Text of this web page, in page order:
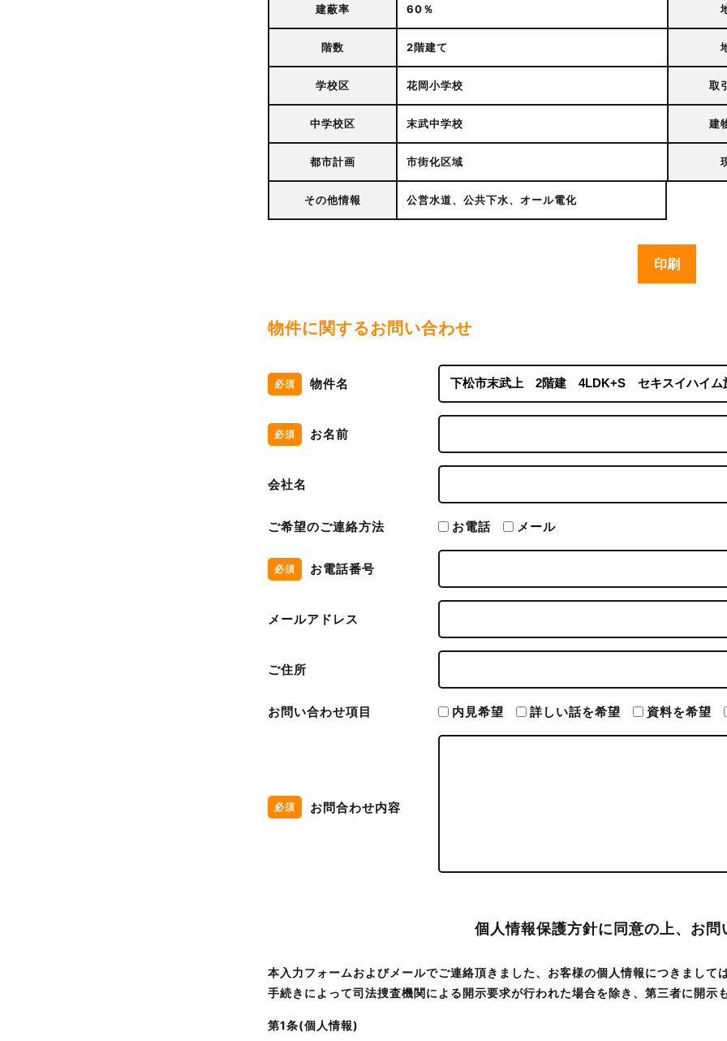
建蔽率 60％
階数 2階建て
学校区 花岡小学校 取
中学校区 末武中学校 建
都市計画 市街化区域
その他情報 公営水道、公共下水、オール電化
印刷
物件に関するお問い合わせ
必須 物件名
必須 お名前
会社名
ご希望のご連絡方法 お電話 メール
必須 お電話番号
メールアドレス
ご住所
お問い合わせ項目 内見希望 詳しい話を希望 資料を希望
必須 お問合わせ内容
個人情報保護方針に同意の上、お
本入力フォームおよびメールでご連絡頂きました、お客様の個人情報につきまし
手続きによって司法捜査機関による開示要求が行われた場合を除き、第三者に開示
第1条(個人情報)